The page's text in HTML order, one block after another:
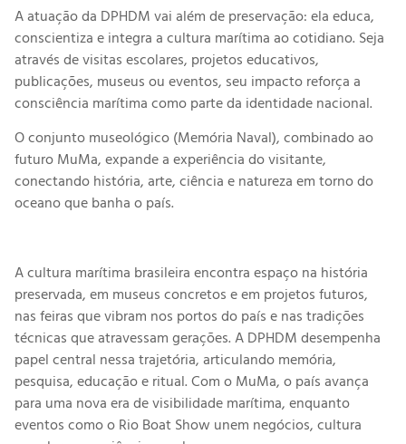
A atuação da DPHDM vai além de preservação: ela educa,
conscientiza e integra a cultura marítima ao cotidiano. Seja
através de visitas escolares, projetos educativos,
publicações, museus ou eventos, seu impacto reforça a
consciência marítima como parte da identidade nacional.
O conjunto museológico (Memória Naval), combinado ao
futuro MuMa, expande a experiência do visitante,
conectando história, arte, ciência e natureza em torno do
oceano que banha o país.
A cultura marítima brasileira encontra espaço na história
preservada, em museus concretos e em projetos futuros,
nas feiras que vibram nos portos do país e nas tradições
técnicas que atravessam gerações. A DPHDM desempenha
papel central nessa trajetória, articulando memória,
pesquisa, educação e ritual. Com o MuMa, o país avança
para uma nova era de visibilidade marítima, enquanto
eventos como o Rio Boat Show unem negócios, cultura